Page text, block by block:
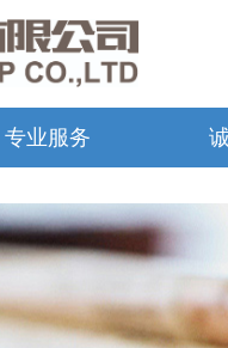
专业服务